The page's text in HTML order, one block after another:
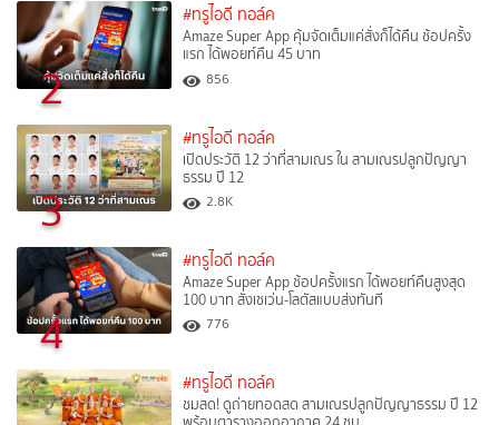
2
#ทรูไอดี ทอล์ค
Amaze Super App คุ้มจัดเต็มแค่สั่งก็ได้คืน ช้อปครั้ง
แรก ได้พอยท์คืน 45 บาท
856
3
#ทรูไอดี ทอล์ค
เปิดประวัติ 12 ว่าที่สามเณร ใน สามเณรปลูกปัญญา
ธรรม ปี 12
2.8K
4
#ทรูไอดี ทอล์ค
Amaze Super App ช้อปครั้งแรก ได้พอยท์คืนสูงสุด
100 บาท สั่งเซเว่น-โลตัสแบบส่งทันที
776
#ทรูไอดี ทอล์ค
ชมสด! ดูถ่ายทอดสด สามเณรปลูกปัญญาธรรม ปี 12